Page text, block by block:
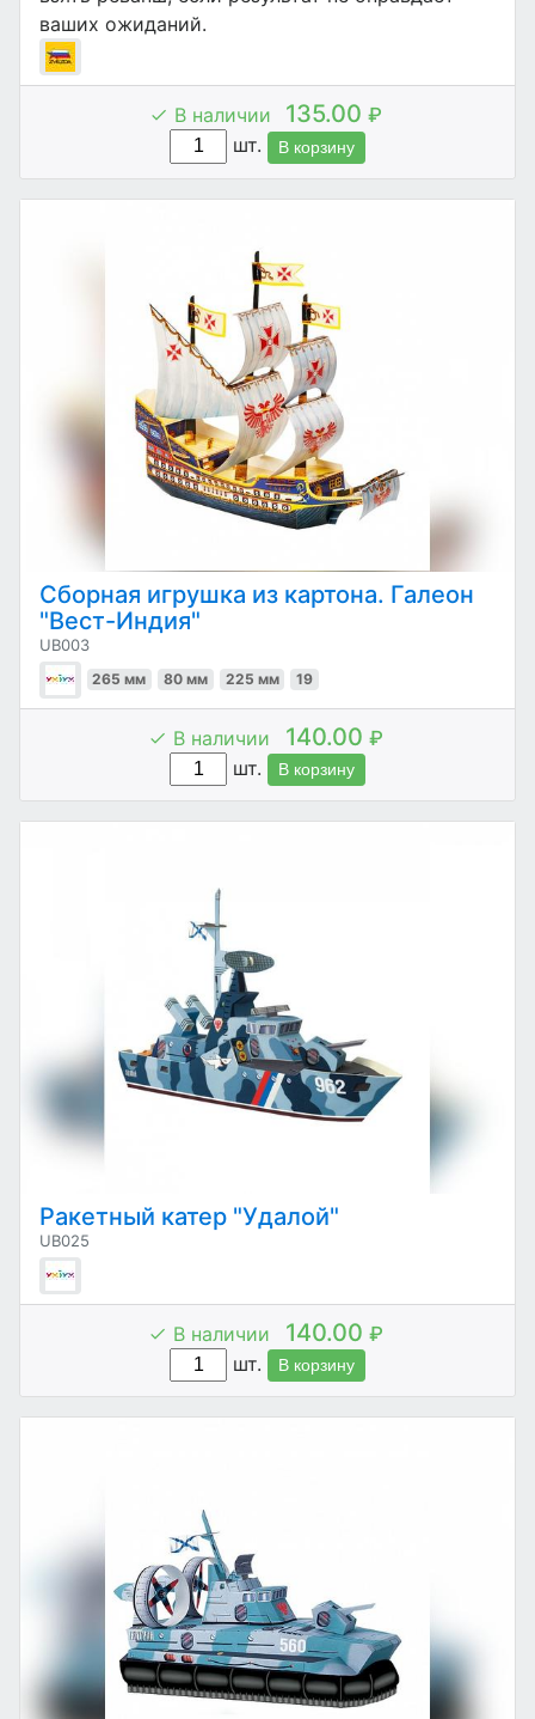
ваших ожиданий.
В наличии 135.00 ₽
шт.
В корзину
Сборная игрушка из картона. Галеон
"Вест-Индия"
UB003
265 мм 80 мм 225 мм 19
В наличии 140.00 ₽
шт.
В корзину
Ракетный катер "Удалой"
UB025
В наличии 140.00 ₽
шт.
В корзину